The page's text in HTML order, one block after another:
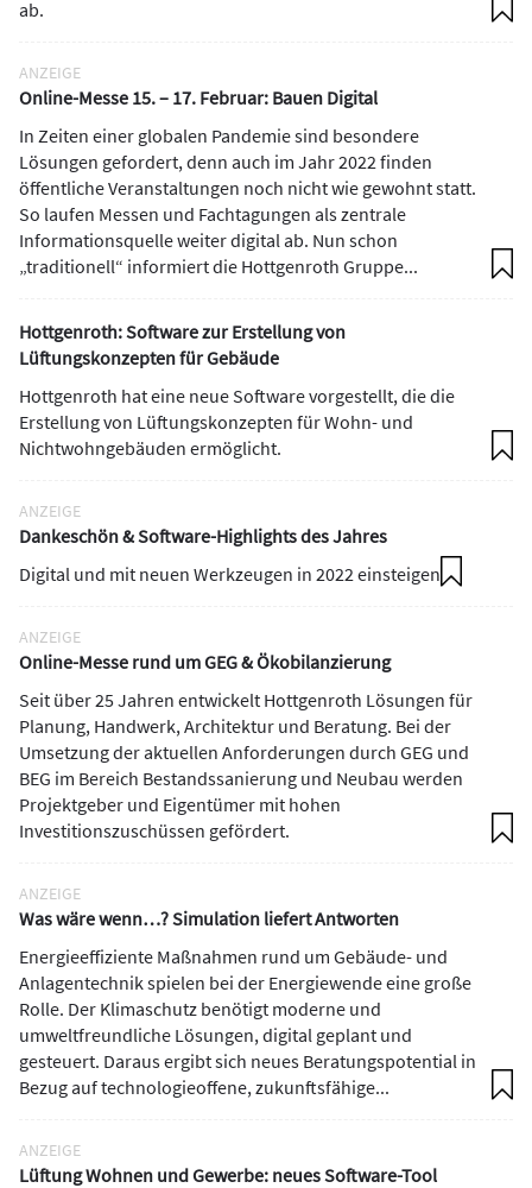
ab.
ANZEIGE
Online-Messe 15. – 17. Februar: Bauen Digital
In Zeiten einer globalen Pandemie sind besondere
Lösungen gefordert, denn auch im Jahr 2022 finden
öffentliche Veranstaltungen noch nicht wie gewohnt statt.
So laufen Messen und Fachtagungen als zentrale
Informationsquelle weiter digital ab. Nun schon
„traditionell“ informiert die Hottgenroth Gruppe...
Hottgenroth: Software zur Erstellung von
Lüftungskonzepten für Gebäude
Hottgenroth hat eine neue Software vorgestellt, die die
Erstellung von Lüftungskonzepten für Wohn- und
Nichtwohngebäuden ermöglicht.
ANZEIGE
Dankeschön & Software-Highlights des Jahres
Digital und mit neuen Werkzeugen in 2022 einsteigen
ANZEIGE
Online-Messe rund um GEG & Ökobilanzierung
Seit über 25 Jahren entwickelt Hottgenroth Lösungen für
Planung, Handwerk, Architektur und Beratung. Bei der
Umsetzung der aktuellen Anforderungen durch GEG und
BEG im Bereich Bestandssanierung und Neubau werden
Projektgeber und Eigentümer mit hohen
Investitionszuschüssen gefördert.
ANZEIGE
Was wäre wenn…? Simulation liefert Antworten
Energieeffiziente Maßnahmen rund um Gebäude- und
Anlagentechnik spielen bei der Energiewende eine große
Rolle. Der Klimaschutz benötigt moderne und
umweltfreundliche Lösungen, digital geplant und
gesteuert. Daraus ergibt sich neues Beratungspotential in
Bezug auf technologieoffene, zukunftsfähige...
ANZEIGE
Lüftung Wohnen und Gewerbe: neues Software-Tool